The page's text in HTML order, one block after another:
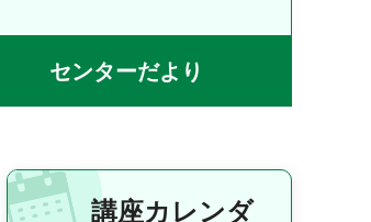
センターだより
講座カレンダ